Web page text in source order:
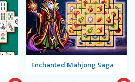
Enchanted Mahjong Saga